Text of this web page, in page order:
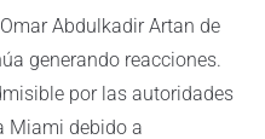
Abdulkadir Artan de
generando reacciones.
por las autoridades
Miami debido a